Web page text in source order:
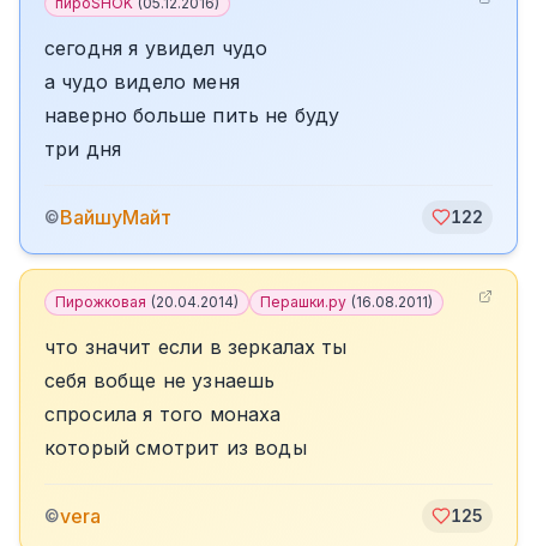
сегодня я увидел чудо
а чудо видело меня
наверно больше пить не буду
три дня
©ВайшуМайт 122
Пирожковая (20.04.2014) Перашки.ру (16.08.2011)
что значит если в зеркалах ты
себя вобще не узнаешь
спросила я того монаха
который смотрит из воды
©vera 125